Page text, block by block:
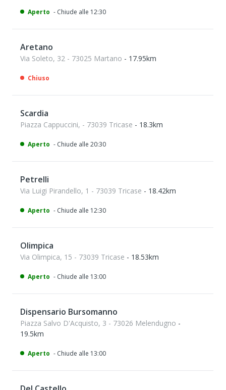
Aperto - Chiude alle 12:30
Aretano
Via Soleto, 32 - 73025 Martano - 17.95km
Chiuso
Scardia
Piazza Cappuccini, - 73039 Tricase - 18.3km
Aperto - Chiude alle 20:30
Petrelli
Via Luigi Pirandello, 1 - 73039 Tricase - 18.42km
Aperto - Chiude alle 12:30
Olimpica
Via Olimpica, 15 - 73039 Tricase - 18.53km
Aperto - Chiude alle 13:00
Dispensario Bursomanno
Piazza Salvo D'Acquisto, 3 - 73026 Melendugno -
19.5km
Aperto - Chiude alle 13:00